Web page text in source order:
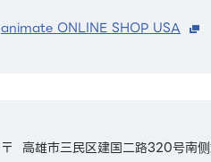
animate ONLINE SHOP USA
〒 高雄市三民区建国二路320号南